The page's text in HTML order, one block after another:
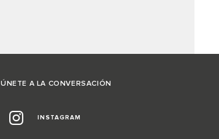
ÚNETE A LA CONVERSACIÓN
INSTAGRAM